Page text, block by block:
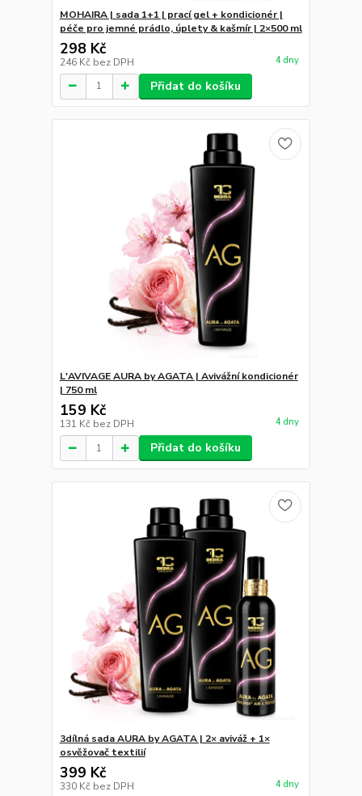
MOHAIRA | sada 1+1 | prací gel + kondicionér |
péče pro jemné prádlo, úplety & kašmír | 2×500 ml
298 Kč
246 Kč bez DPH 4 dny
Přidat do košíku
L'AVIVAGE AURA by AGATA | Avivážní kondicionér
| 750 ml
159 Kč
131 Kč bez DPH 4 dny
Přidat do košíku
3dílná sada AURA by AGATA | 2× aviváž + 1×
osvěžovač textilií
399 Kč
330 Kč bez DPH 4 dny